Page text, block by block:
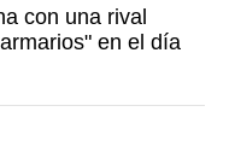
con una rival
en el día